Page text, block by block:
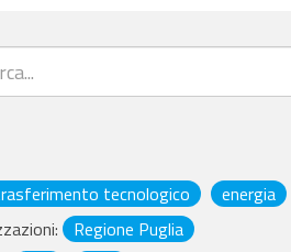
tecnologico energia
Regione Puglia